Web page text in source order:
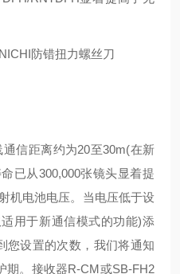
信距离约为20至30m(在新
已从300,000张镜头显着提
机电池电压。当电压低于设
用于新通信模式的功能)添
您设置的次数，我们将通知
期。接收器R-CM或SB-FH2